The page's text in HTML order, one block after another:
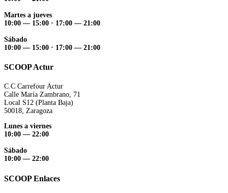
Martes a jueves
10:00 — 15:00 · 17:00 — 21:00
Sábado
10:00 — 15:00 · 17:00 — 21:00
SCOOP Actur
C.C Carrefour Actur
Calle María Zambrano, 71
Local S12 (Planta Baja)
50018, Zaragoza
Lunes a viernes
10:00 — 22:00
Sábado
10:00 — 22:00
SCOOP Enlaces